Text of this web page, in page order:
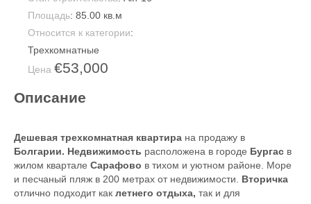
Площадь: 85.00 кв.м
Относится к категории:
Трехкомнатные
Цена €53,000
Описание
Дешевая трехкомнатная квартира на продажу в
Болгарии. Недвижимость расположена в городе Бургас в
жилом квартале Сарафово в тихом и уютном районе. Море
и песчаный пляж в 200 метрах от недвижимости. Вторичка
отлично подходит как летнего отдыха, так и для